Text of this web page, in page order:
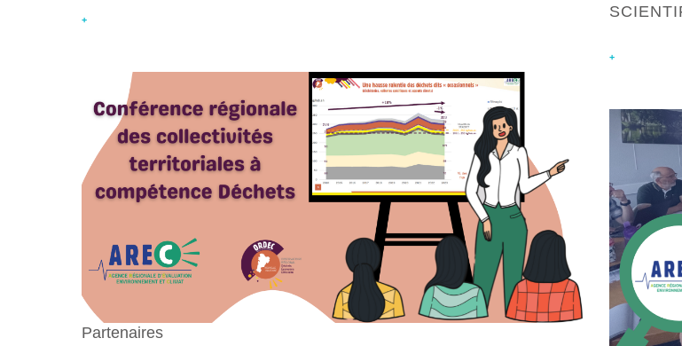
+
+
Partenaires